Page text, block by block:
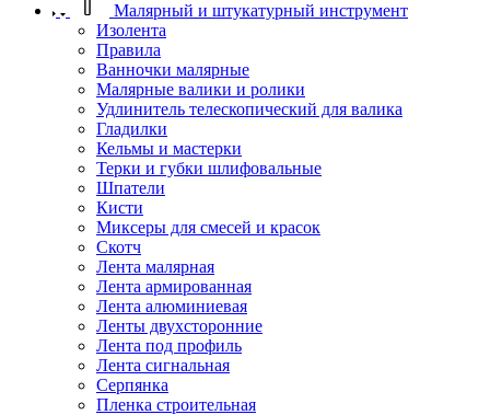
Малярный и штукатурный инструмент
Изолента
Правила
Ванночки малярные
Малярные валики и ролики
Удлинитель телескопический для валика
Гладилки
Кельмы и мастерки
Терки и губки шлифовальные
Шпатели
Кисти
Миксеры для смесей и красок
Скотч
Лента малярная
Лента армированная
Лента алюминиевая
Ленты двухсторонние
Лента под профиль
Лента сигнальная
Серпянка
Пленка строительная